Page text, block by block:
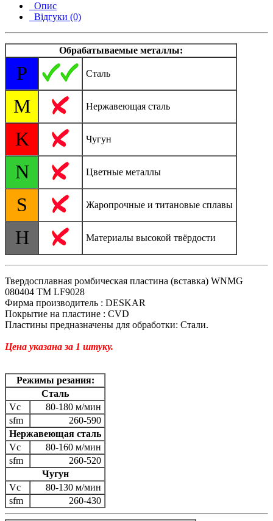
Опис
Відгуки (0)
Обрабатываемые металлы:
P Сталь
M Нержавеющая сталь
K Чугун
N Цветные металлы
S Жаропрочные и титановые сплавы
H Материалы высокой твёрдости
Твердосплавная ромбическая пластина (вставка) WNMG
080404 TM LF9028
Фирма производитель : DESKAR
Покрытие на пластине : CVD
Пластины предназначены для обработки: Стали.
Цена указана за 1 штуку.
Режимы резания:
Сталь
Vc
80-180 м/мин
sfm
260-590
Нержавеющая сталь
Vc
80-160 м/мин
sfm
260-520
Чугун
Vc
80-130 м/мин
sfm
260-430